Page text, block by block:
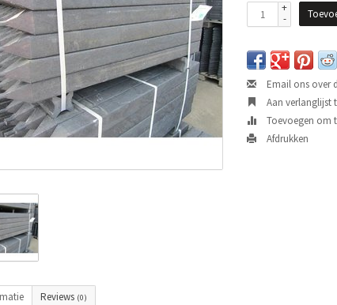
+
-
Email ons over
Aan verlanglijst
Toevoegen om
Afdrukken
Reviews (0)